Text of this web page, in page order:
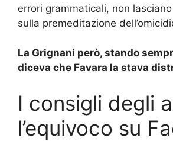
errori grammaticali, non
sulla premeditazione
La Grignani però, stando
diceva che Favara la stava
I consigli degli
l’equivoco su